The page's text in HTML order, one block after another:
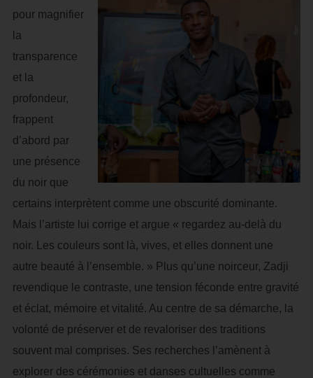
pour magnifier
la
transparence
et la
profondeur,
frappent
d’abord par
une présence
du noir que
certains interprètent comme une obscurité dominante.
Mais l’artiste lui corrige et argue « regardez au-delà du
noir. Les couleurs sont là, vives, et elles donnent une
autre beauté à l’ensemble. » Plus qu’une noirceur, Zadji
revendique le contraste, une tension féconde entre gravité
et éclat, mémoire et vitalité. Au centre de sa démarche, la
volonté de préserver et de revaloriser des traditions
souvent mal comprises. Ses recherches l’amènent à
explorer des cérémonies et danses cultuelles comme